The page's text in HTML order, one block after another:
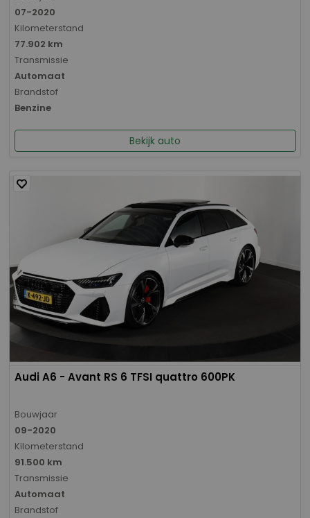
07-2020
Kilometerstand
77.902 km
Transmissie
Automaat
Brandstof
Benzine
Bekijk auto
Audi A6 - Avant RS 6 TFSI quattro 600PK
Bouwjaar
09-2020
Kilometerstand
91.500 km
Transmissie
Automaat
Brandstof